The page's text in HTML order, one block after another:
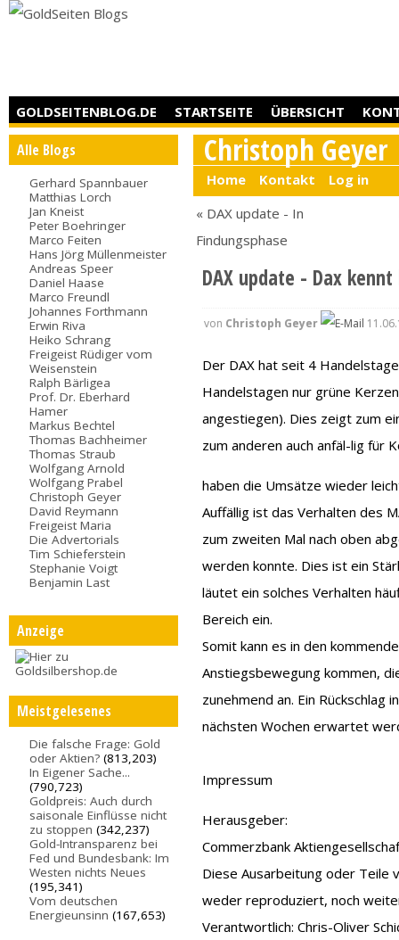
GOLDSEITENBLOG.DE STARTSEITE ÜBERSICHT
Alle Blogs
Gerhard Spannbauer
Matthias Lorch
Jan Kneist
Peter Boehringer
Marco Feiten
Hans Jörg Müllenmeister
Andreas Speer
Daniel Haase
Marco Freundl
Johannes Forthmann
Erwin Riva
Heiko Schrang
Freigeist Rüdiger vom
Weisenstein
Ralph Bärligea
Prof. Dr. Eberhard
Hamer
Markus Bechtel
Thomas Bachheimer
Thomas Straub
Wolfgang Arnold
Wolfgang Prabel
Christoph Geyer
David Reymann
Freigeist Maria
Die Advertorials
Tim Schieferstein
Stephanie Voigt
Benjamin Last
Anzeige
Meistgelesenes
Die falsche Frage: Gold
oder Aktien? (813,203)
In Eigener Sache...
(790,723)
Goldpreis: Auch durch
saisonale Einflüsse nicht
zu stoppen (342,237)
Gold-Intransparenz bei
Fed und Bundesbank: Im
Westen nichts Neues
(195,341)
Vom deutschen
Energieunsinn (167,653)
Christoph Geyer
Home Kontakt
Log in
« DAX update - In
Findungsphase
DAX update - Dax
von Christoph Geyer
Der DAX hat seit 4
Handelstagen nur grüne
angestiegen). Dies zeigt zum
zum anderen auch anfäl-lig für
haben die Umsätze wieder
Auffällig ist das Verhalten des
zum zweiten Mal nach oben
werden konnte. Dies ist ein
läutet ein solches Verhalten
Bereich ein.
Somit kann es in den
Anstiegsbewegung kommen,
zunehmend an. Ein Rückschlag
nächsten Wochen erwartet
Impressum
Herausgeber:
Commerzbank
Diese Ausarbeitung oder Teile
weder reproduziert, noch
Verantwortlich: Chris-Oliver